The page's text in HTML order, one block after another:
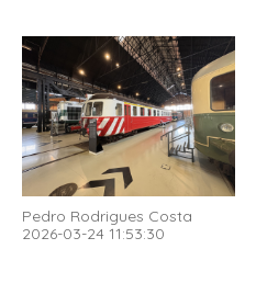
Pedro Rodrigues Costa
2026-03-24 11:53:30